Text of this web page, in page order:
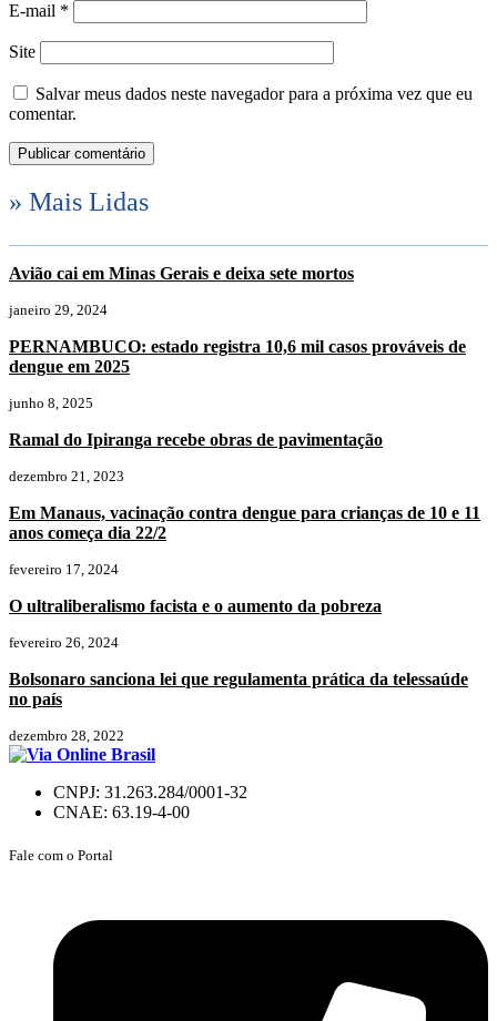
E-mail *
Site
Salvar meus dados neste navegador para a próxima vez que eu
comentar.
» Mais Lidas
Avião cai em Minas Gerais e deixa sete mortos
janeiro 29, 2024
PERNAMBUCO: estado registra 10,6 mil casos prováveis de
dengue em 2025
junho 8, 2025
Ramal do Ipiranga recebe obras de pavimentação
dezembro 21, 2023
Em Manaus, vacinação contra dengue para crianças de 10 e 11
anos começa dia 22/2
fevereiro 17, 2024
O ultraliberalismo facista e o aumento da pobreza
fevereiro 26, 2024
Bolsonaro sanciona lei que regulamenta prática da telessaúde
no país
dezembro 28, 2022
CNPJ: 31.263.284/0001-32
CNAE: 63.19-4-00
Fale com o Portal